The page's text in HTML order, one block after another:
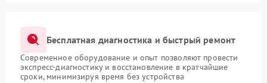
Бесплатная диагностика и быстрый ремонт
Современное оборудование и опыт позволяют провести
экспресс-диагностику и восстановление в кратчайшие
сроки, минимизируя время без устройства